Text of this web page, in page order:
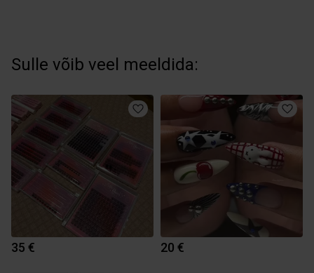
Sulle võib veel meeldida:
35 € 20 €